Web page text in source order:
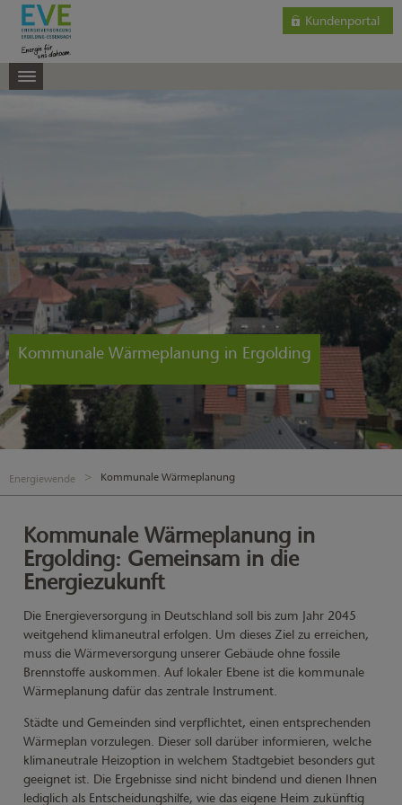
Kundenportal
Kommunale Wärmeplanung in Ergolding
Energiewende Kommunale Wärmeplanung
Kommunale Wärmeplanung in
Ergolding: Gemeinsam in die
Energiezukunft
Die Energieversorgung in Deutschland soll bis zum Jahr 2045
weitgehend klimaneutral erfolgen. Um dieses Ziel zu erreichen,
muss die Wärmeversorgung unserer Gebäude ohne fossile
Brennstoffe auskommen. Auf lokaler Ebene ist die kommunale
Wärmeplanung dafür das zentrale Instrument.
Städte und Gemeinden sind verpflichtet, einen entsprechenden
Wärmeplan vorzulegen. Dieser soll darüber informieren, welche
klimaneutrale Heizoption in welchem Stadtgebiet besonders gut
geeignet ist. Die Ergebnisse sind nicht bindend und dienen Ihnen
lediglich als Entscheidungshilfe, wie das eigene Heim zukünftig